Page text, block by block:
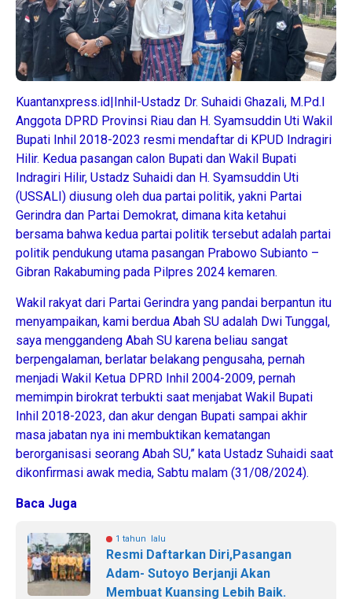
Kuantanxpress.id|Inhil-Ustadz Dr. Suhaidi Ghazali, M.Pd.I
Anggota DPRD Provinsi Riau dan H. Syamsuddin Uti Wakil
Bupati Inhil 2018-2023 resmi mendaftar di KPUD Indragiri
Hilir. Kedua pasangan calon Bupati dan Wakil Bupati
Indragiri Hilir, Ustadz Suhaidi dan H. Syamsuddin Uti
(USSALI) diusung oleh dua partai politik, yakni Partai
Gerindra dan Partai Demokrat, dimana kita ketahui
bersama bahwa kedua partai politik tersebut adalah partai
politik pendukung utama pasangan Prabowo Subianto –
Gibran Rakabuming pada Pilpres 2024 kemaren.
Wakil rakyat dari Partai Gerindra yang pandai berpantun itu
menyampaikan, kami berdua Abah SU adalah Dwi Tunggal,
saya menggandeng Abah SU karena beliau sangat
berpengalaman, berlatar belakang pengusaha, pernah
menjadi Wakil Ketua DPRD Inhil 2004-2009, pernah
memimpin birokrat terbukti saat menjabat Wakil Bupati
Inhil 2018-2023, dan akur dengan Bupati sampai akhir
masa jabatan nya ini membuktikan kematangan
berorganisasi seorang Abah SU,” kata Ustadz Suhaidi saat
dikonfirmasi awak media, Sabtu malam (31/08/2024).
Baca Juga
1 tahun lalu
Resmi Daftarkan Diri,Pasangan
Adam- Sutoyo Berjanji Akan
Membuat Kuansing Lebih Baik.